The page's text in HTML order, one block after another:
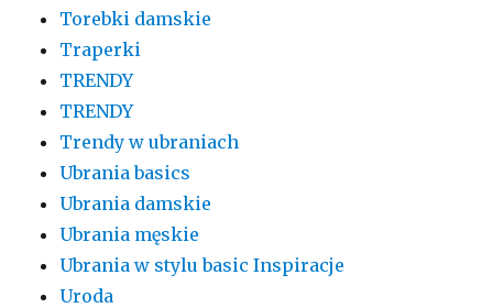
Torebki damskie
Traperki
TRENDY
TRENDY
Trendy w ubraniach
Ubrania basics
Ubrania damskie
Ubrania męskie
Ubrania w stylu basic Inspiracje
Uroda